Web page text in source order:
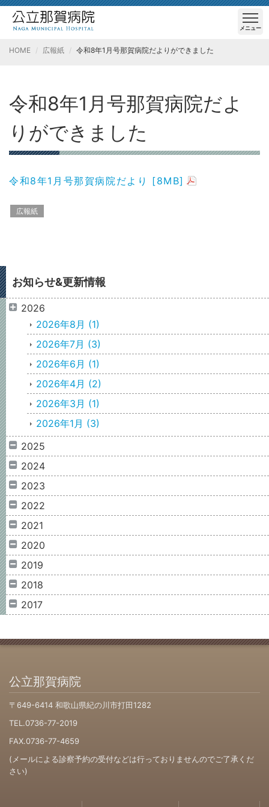
メニュー
HOME 広報紙 令和8年1月号那賀病院だよりができました
令和8年1月号那賀病院だよ
りができました
令和8年1月号那賀病院だより [8MB]
広報紙
お知らせ&更新情報
2026
2026年8月 (1)
2026年7月 (3)
2026年6月 (1)
2026年4月 (2)
2026年3月 (1)
2026年1月 (3)
2025
2024
2023
2022
2021
2020
2019
2018
2017
公立那賀病院
〒649-6414 和歌山県紀の川市打田1282
TEL.0736-77-2019
FAX.0736-77-4659
(メールによる診察予約の受付などは行っておりませんのでご了承くだ
さい)